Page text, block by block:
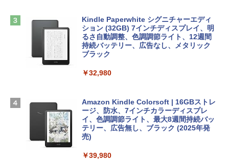
Apple 2026 MacBook Air M5チップ搭載
13インチノートブック：AIとApple Intell
igence、13.6インチLiquid Retinaディ
スプレイ、24GBユニファイドメモリ、1
ームカメラ、日本語キーボード、Touch I
￥298,901
【Amazon.co.jp限定】 HP ノートパソコ
ン 15-fd 15.6インチ 16GBメモリ 512GB
ows11、10/mac対応|PC2台
￥39,582
定バーチャルアイテムを含む】 【オンラ
￥3,200
Robloxギフトカード - 1000 Robux 【限
インゲームコード】 ロブロックス |オン
にもKindle出版にも！ 非エンジニアのた
めのAIコーディング入門シリーズ
￥99
FM TOWNS ハイパー・カタログ: 本体ハ
￥1,600
1冊ですべて身につくHTML & CSSとWe
Kindle Paperwhite シグニチャーエディ
ション (32GB) 7インチディスプレイ、明
るさ自動調整、色調調節ライト、12週間
持続バッテリー、広告なし、メタリック
ブラック
￥32,980
Amazon Kindle Colorsoft | 16GBストレ
ージ、防水、7インチカラーディスプレ
イ、色調調節ライト、最大8週間持続バッ
テリー、広告無し、ブラック (2025年発
売)
￥39,980